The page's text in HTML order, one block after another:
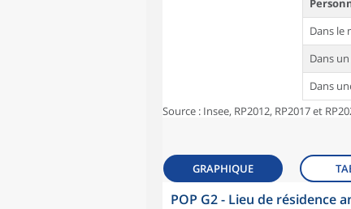
Dans le
Dans
Dans
Source : Insee, RP2012, RP2017 et
GRAPHIQUE
POP G2 - Lieu de résidence